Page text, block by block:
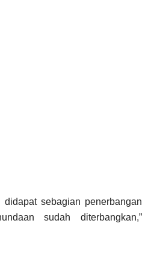
didapat sebagian penerbangan
sudah diterbangkan,”